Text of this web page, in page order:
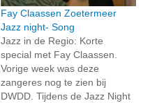
Fay Claassen Zoetermeer
Jazz night- Song
Jazz in de Regio: Korte
special met Fay Claassen.
Vorige week was deze
zangeres nog te zien bij
DWDD. Tijdens de Jazz Night